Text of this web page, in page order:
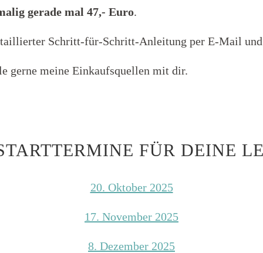
gerade mal 47,- Euro.
Schritt-für-Schritt-Anleitung per E-Mail
gerne meine Einkaufsquellen mit dir.
FÜR DEINE
20. Oktober 2025
17. November 2025
8. Dezember 2025